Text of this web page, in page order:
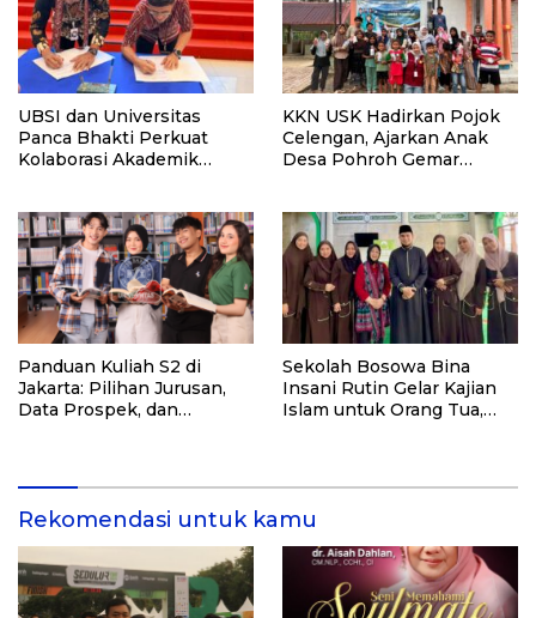
UBSI dan Universitas
Panca Bhakti Perkuat
Kolaborasi Akademik
KKN USK Hadirkan Pojok
Celengan, Ajarkan Anak
Desa Pohroh Gemar
Panduan Kuliah S2 di
Jakarta: Pilihan Jurusan,
Data Prospek, dan
Sekolah Bosowa Bina
Insani Rutin Gelar Kajian
Islam untuk Orang Tua,
Rekomendasi untuk kamu